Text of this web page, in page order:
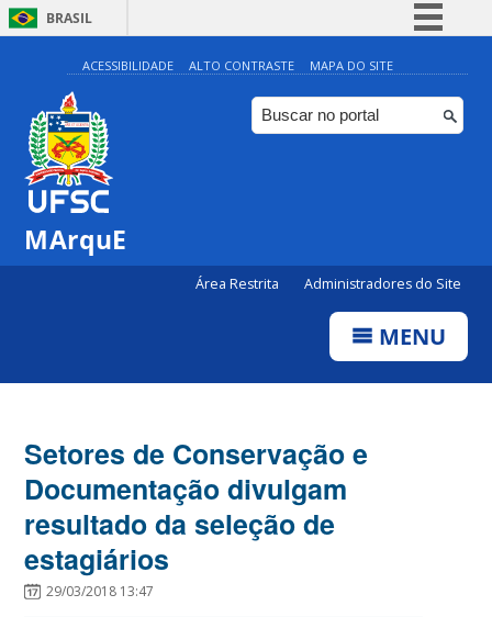
BRASIL
Simplifique!
Comunica BR
Participe
ACESSIBILIDADE ALTO CONTRASTE MAPA DO SITE
MArquE
Área Restrita Administradores do Site
MENU
Setores de Conservação e
Documentação divulgam
resultado da seleção de
estagiários
29/03/2018 13:47